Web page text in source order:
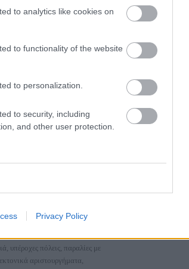
to analytics like cookies on
to functionality of the website
to personalization.
to security, including
and other user protection.
Privacy Policy
αξιοθέατο της
προορισμός!
υπέροχες πόλεις, παραλίες με
αριστουργήματα,